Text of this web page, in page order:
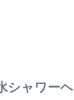
シャワーヘ